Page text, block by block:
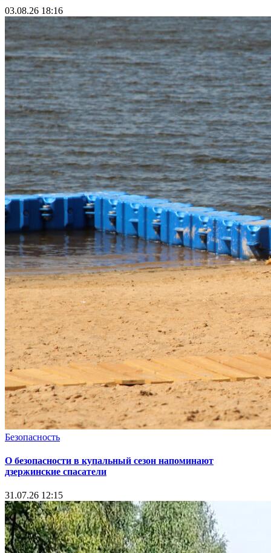
03.08.26 18:16
Безопасность
О безопасности в купальный сезон напоминают
дзержинские спасатели
31.07.26 12:15